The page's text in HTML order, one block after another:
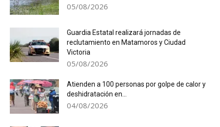
05/08/2026
Guardia Estatal realizará jornadas de
reclutamiento en Matamoros y Ciudad
Victoria
05/08/2026
Atienden a 100 personas por golpe de calor y
deshidratación en...
04/08/2026